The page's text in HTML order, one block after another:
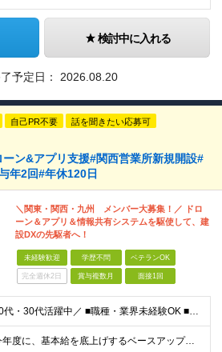
検討中に入れる
予定日： 2026.08.20
自己PR不要 話を聞きたい応募可
ン&アプリ支援#関西営業所新規開設#
年2回#年休120日
＼関東・関西・九州 メンバー大募集！／ ドロ
ーン＆アプリ＆情報共有システムを駆使して、建
設DXの先駆者へ！
未経験歓迎 学歴不問 ベテランOK
完全週休2日 賞与複数月 面接1回
＼20代・30代活躍中／ ■職種・業界未経験OK ■第二新卒歓迎 ■学歴不問 ＼こんな方にぴったりです／ ◎ドローン操縦、最新のガジェット、映像クリエイティブに興味がある方 ◎ゲームや機械をいじるの
＼今年度に、基本給を底上げするベースアップを実施！／ ◆月給23万～40万円＋賞与年2回＋交通費全額支給 ※経験・資格・能力等を考慮の上、当社規定により優遇します。 ※上記の金額に加えて、時間外手当